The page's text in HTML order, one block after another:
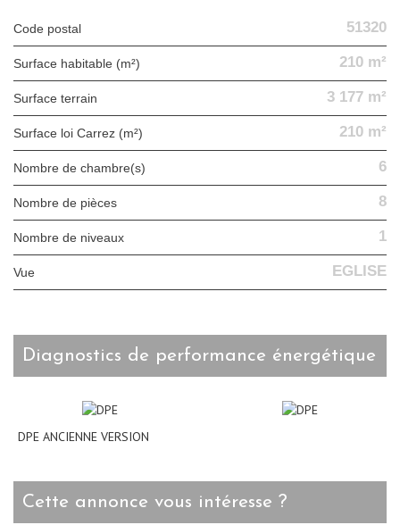
Code postal 51320
Surface habitable (m²) 210 m²
surface terrain 3 177 m²
Surface loi Carrez (m²) 210 m²
Nombre de chambre(s) 6
Nombre de pièces 8
Nombre de niveaux 1
Vue EGLISE
diagnostics de performance énergétique
DPE ANCIENNE VERSION
cette annonce vous intéresse ?